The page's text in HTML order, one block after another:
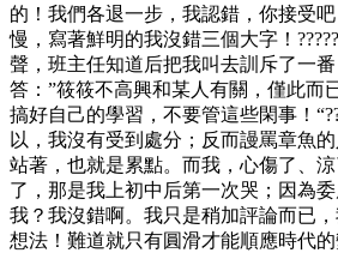
的！我們各退一步，我認錯，你接受
慢，寫著鮮明的我沒錯三個大字！
聲，班主任知道后把我叫去訓斥了一
答：”筱筱不高興和某人有關，僅此而
搞好自己的學習，不要管這些閑事！
以，我沒有受到處分；反而謾罵章魚
站著，也就是累點。而我，心傷了、
了，那是我上初中后第一次哭；因為
我？我沒錯啊。我只是稍加評論而已
想法！難道就只有圓滑才能順應時代